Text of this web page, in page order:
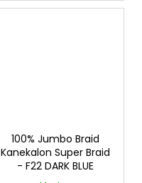
100% Jumbo Braid
Kanekalon Super Braid
- F22 DARK BLUE